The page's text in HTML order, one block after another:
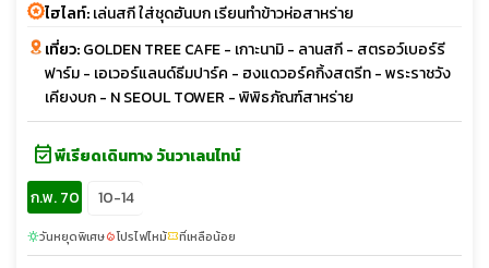
ไฮไลท์:เล่นสกี ใส่ชุดฮันบก เรียนทำข้าวห่อสาหร่าย
เที่ยว:GOLDEN TREE CAFE - เกาะนามิ - ลานสกี - สตรอว์เบอร์รี
ฟาร์ม - เอเวอร์แลนด์ธีมปาร์ค - ฮงแดวอร์คกิ้งสตรีท - พระราชวัง
เคียงบก - N SEOUL TOWER - พิพิธภัณฑ์สาหร่าย
event_availableพีเรียดเดินทาง วันวาเลนไทน์
ก.พ. 70
10-14
sunnyวันหยุดพิเศษlocal_fire_departmentโปรไฟไหม้confirmation_numberที่เหลือน้อย